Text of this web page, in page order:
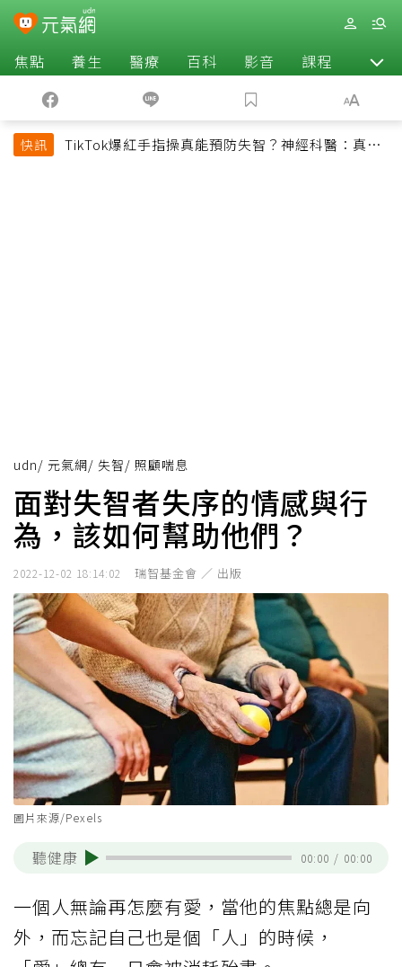
焦點 養生 醫療 百科 影音 課程 退休
快訊
TikTok爆紅手指操真能預防失智？神經科醫：真正
udn/ 元氣網/ 失智/ 照顧喘息
面對失智者失序的情感與行
為，該如何幫助他們？
2022-12-02 18:14:02 瑞智基金會 ／ 出版
圖片來源/Pexels
聽健康 00:00 / 00:00
一個人無論再怎麼有愛，當他的焦點總是向
外，而忘記自己也是個「人」的時候，